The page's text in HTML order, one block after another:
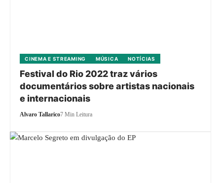
CINEMA E STREAMING MÚSICA NOTÍCIAS
Festival do Rio 2022 traz vários
documentários sobre artistas nacionais
e internacionais
Alvaro Tallarico7 Min Leitura